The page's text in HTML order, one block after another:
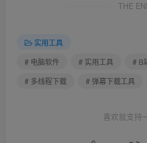
THE
实用工具
# 电脑软件
# 实用工具
# B
# 多线程下载
# 弹幕下载工具
喜欢就支持